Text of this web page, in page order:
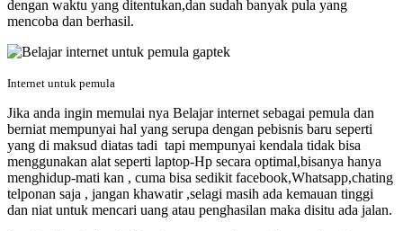
dengan waktu yang ditentukan,dan sudah banyak pula yang
mencoba dan berhasil.
Internet untuk pemula
Jika anda ingin memulai nya Belajar internet sebagai pemula dan
berniat mempunyai hal yang serupa dengan pebisnis baru seperti
yang di maksud diatas tadi tapi mempunyai kendala tidak bisa
menggunakan alat seperti laptop-Hp secara optimal,bisanya hanya
menghidup-mati kan , cuma bisa sedikit facebook,Whatsapp,chating
telponan saja , jangan khawatir ,selagi masih ada kemauan tinggi
dan niat untuk mencari uang atau penghasilan maka disitu ada jalan.